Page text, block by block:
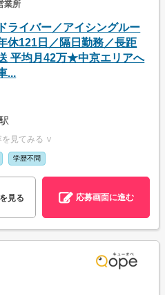
業所
ライバー／アイシングルー
休121日／隔日勤務／長距
平均月42万★中京エリアへ
...
を見てみる ∨
学歴不問
見る 応募画面に進む